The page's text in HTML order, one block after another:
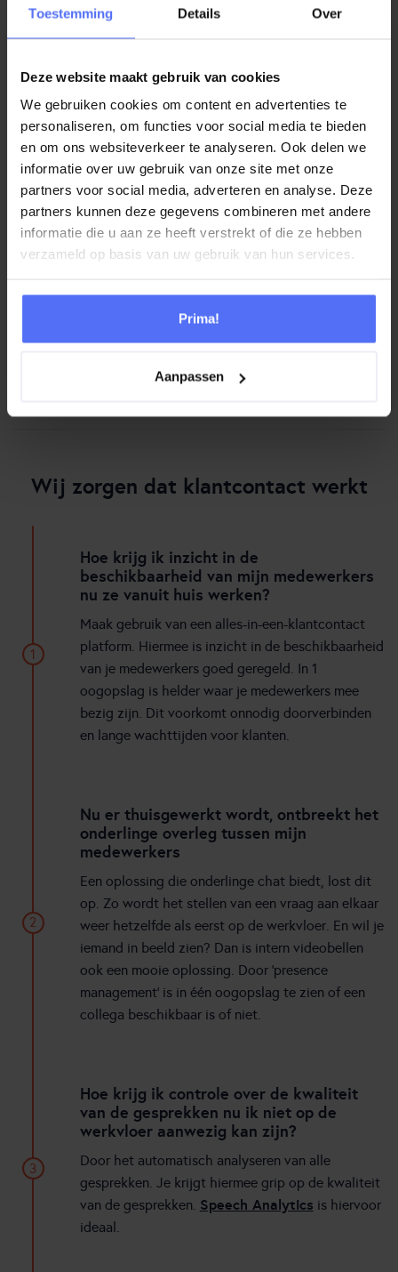
Toestemming Details Over
Deze website maakt gebruik van cookies
We gebruiken cookies om content en advertenties te
personaliseren, om functies voor social media te bieden
en om ons websiteverkeer te analyseren. Ook delen we
informatie over uw gebruik van onze site met onze
partners voor social media, adverteren en analyse. Deze
partners kunnen deze gegevens combineren met andere
informatie die u aan ze heeft verstrekt of die ze hebben
verzameld op basis van uw gebruik van hun services.
Prima!
Aanpassen
contact center in het algemeen. Door vervolgens ook een
CIM-integratieen een social media integratie te realiseren is
zo gevoel en betrokkenheid bij de business.
Persoonlijk klantcontact met beeldbellen
Een andere slimme mogelijkheid om persoonlijk klantcontact
professioneel in te regelen isvideobellen. Hiermee leg je
ingewikkelde zaken eenvoudig aan klanten uit en laat je hen
hoogste standaarden voor veiligheid bespreek je complexe
en persoonlijke informatie op een veilige manier.
Wij zorgen dat klantcontact werkt
Hoe krijg ik inzicht in de
beschikbaarheid van mijn medewerkers
nu ze vanuit huis werken?
Maak gebruik van een alles-in-een-klantcontact
platform. Hiermee is inzicht in de beschikbaarheid
van je medewerkers goed geregeld. In 1
oogopslag is helder waar je medewerkers mee
bezig zijn. Dit voorkomt onnodig doorverbinden
en lange wachttijden voor klanten.
1
Nu er thuisgewerkt wordt, ontbreekt het
onderlinge overleg tussen mijn
medewerkers
Een oplossing die onderlinge chat biedt, lost dit
op. Zo wordt het stellen van een vraag aan elkaar
weer hetzelfde als eerst op de werkvloer. En wil je
iemand in beeld zien? Dan is intern videobellen
ook een mooie oplossing. Door ‘presence
management’ is in één oogopslag te zien of een
collega beschikbaar is of niet.
2
Hoe krijg ik controle over de kwaliteit
van de gesprekken nu ik niet op de
werkvloer aanwezig kan zijn?
Door het automatisch analyseren van alle
gesprekken. Je krijgt hiermee grip op de kwaliteit
van de gesprekken. Speech Analytics is hiervoor
ideaal.
3